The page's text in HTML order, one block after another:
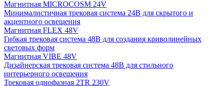
Магнитная MICROCOSM 24V
Минималистичная трековая система 24В для скрытого и
акцентного освещения
Магнитная FLEX 48V
Гибкая трековая система 48В для создания криволинейных
световых форм
Магнитная VIBE 48V
Дизайнерская трековая система 48В для стильного
интерьерного освещения
Трековая однофазная 2TR 230V